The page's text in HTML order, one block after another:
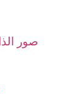
صور